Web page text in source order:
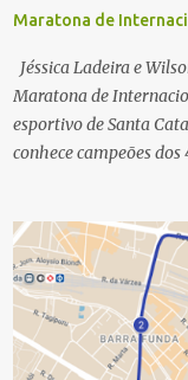
Maratona de
Jéssica Ladeira e
Maratona de
esportivo de Santa
conhece campeões
Floripa Fibra 2025. Na
os campeões dos 21
Catarina. A mineira
foram os vencedores
recorde da prova.